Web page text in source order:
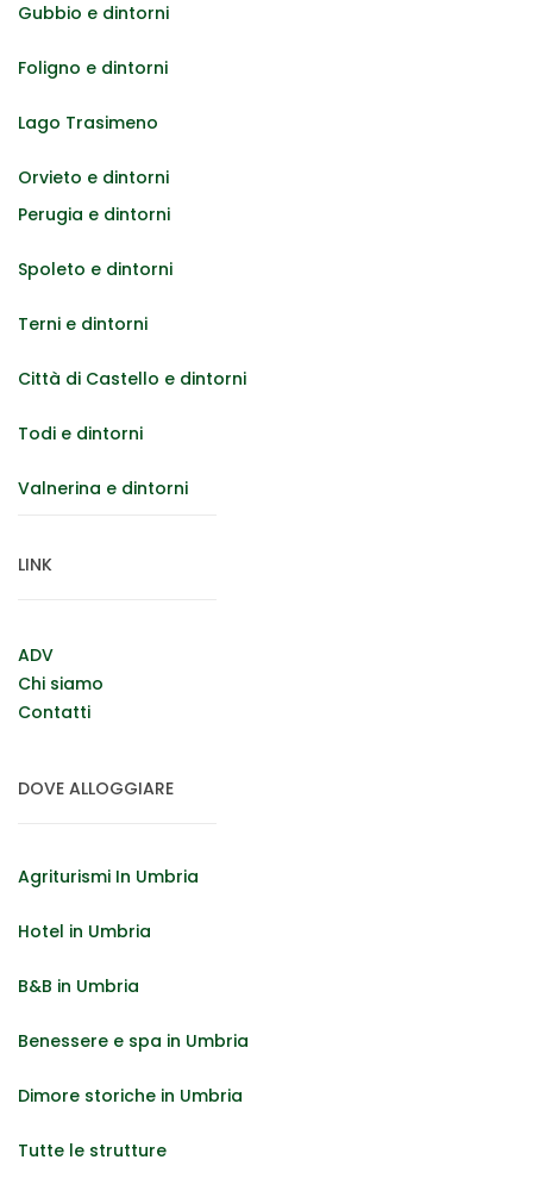
Gubbio e dintorni
Foligno e dintorni
Lago Trasimeno
Orvieto e dintorni
Perugia e dintorni
Spoleto e dintorni
Terni e dintorni
Città di Castello e dintorni
Todi e dintorni
Valnerina e dintorni
LINK
ADV
Chi siamo
Contatti
DOVE ALLOGGIARE
Agriturismi In Umbria
Hotel in Umbria
B&B in Umbria
Benessere e spa in Umbria
Dimore storiche in Umbria
Tutte le strutture